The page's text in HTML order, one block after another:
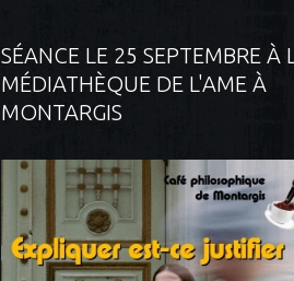
SÉANCE LE 25 SEPTEMBRE À
MÉDIATHÈQUE DE L'AME À
MONTARGIS